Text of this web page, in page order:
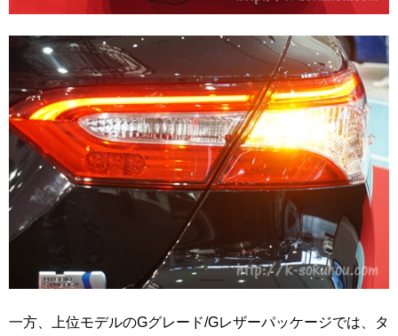
一方、上位モデルのGグレード/Gレザーパッケージでは、タ